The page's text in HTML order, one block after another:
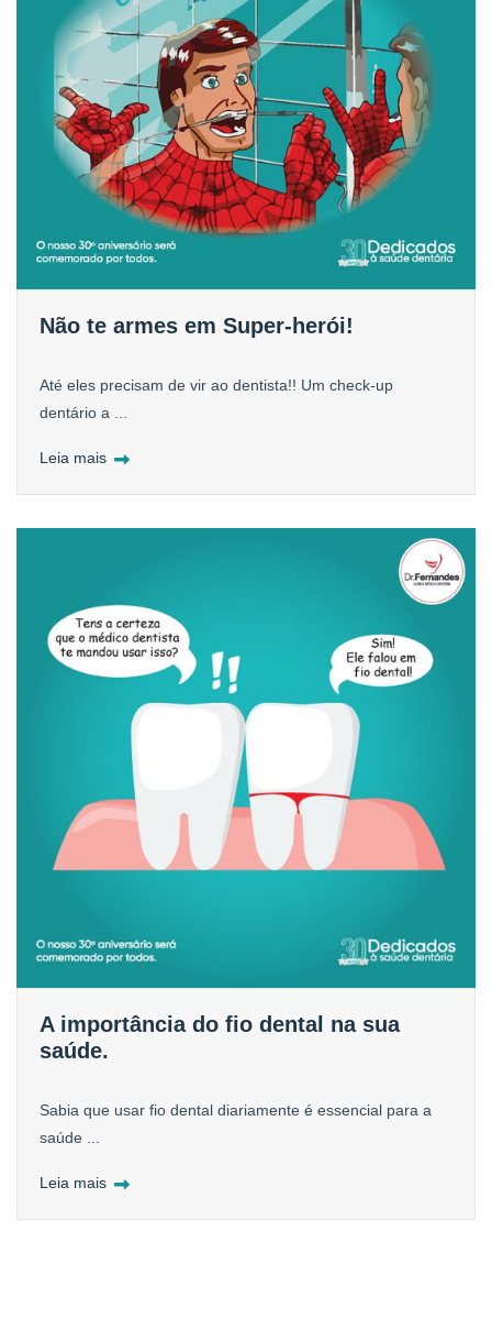
Não te armes em Super-herói!
Até eles precisam de vir ao dentista!! Um check-up
dentário a ...
Leia mais
A importância do fio dental na sua
saúde.
Sabia que usar fio dental diariamente é essencial para a
saúde ...
Leia mais